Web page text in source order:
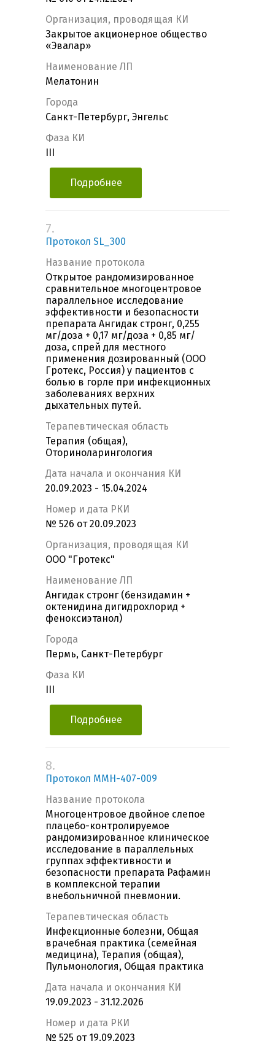
Организация, проводящая КИ
Закрытое акционерное общество
«Эвалар»
Наименование ЛП
Мелатонин
Города
Санкт-Петербург, Энгельс
Фаза КИ
Подробнее
7.
Протокол SL_300
Название протокола
Открытое рандомизированное
сравнительное многоцентровое
параллельное исследование
эффективности и безопасности
препарата Ангидак стронг, 0,255
мг/доза + 0,17 мг/доза + 0,85 мг/
доза, спрей для местного
применения дозированный (ООО
Гротекс, Россия) у пациентов с
болью в горле при инфекционных
заболеваниях верхних
дыхательных путей.
Терапевтическая область
Терапия (общая),
Оториноларингология
Дата начала и окончания КИ
20.09.2023 - 15.04.2024
Номер и дата РКИ
№ 526 от 20.09.2023
Организация, проводящая КИ
ООО "Гротекс"
Наименование ЛП
Ангидак стронг (бензидамин +
октенидина дигидрохлорид +
феноксиэтанол)
Города
Пермь, Санкт-Петербург
Фаза КИ
Подробнее
8.
Протокол MMH-407-009
Название протокола
Многоцентровое двойное слепое
плацебо-контролируемое
рандомизированное клиническое
исследование в параллельных
группах эффективности и
безопасности препарата Рафамин
в комплексной терапии
внебольничной пневмонии.
Терапевтическая область
Инфекционные болезни, Общая
врачебная практика (семейная
медицина), Терапия (общая),
Пульмонология, Общая практика
Дата начала и окончания КИ
19.09.2023 - 31.12.2026
Номер и дата РКИ
№ 525 от 19.09.2023